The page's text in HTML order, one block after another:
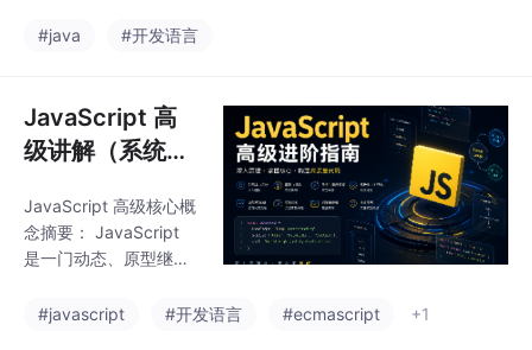
BC、JVM、Spring Boo
内含大量中文注释、代
码示例、专业术语解
释、学习路线、开发工
高频面试题，适合零基
础入门、自学进阶、后
端开发学习与面试复习
#java #开发语言
JavaScript 高
级讲解（系统
JavaScript 高级核心概
念摘要： JavaScript
是一门动态、原型继
多范式语言。其高级学
#javascript #开发语言 #ecmascript +1